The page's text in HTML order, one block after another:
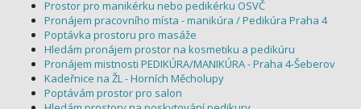
Prostor pro manikérku nebo pedikérku OSVČ
Pronájem pracovního místa - manikúra / Pedikúra Praha 4
Poptávka prostoru pro masáže
Hledám pronájem prostor na kosmetiku a pedikúru
Pronájem mistnosti PEDIKÚRA/MANIKÚRA - Praha 4-Šeberov
Kadeřnice na ŽL - Horních Měcholupy
Poptávám prostor pro salon